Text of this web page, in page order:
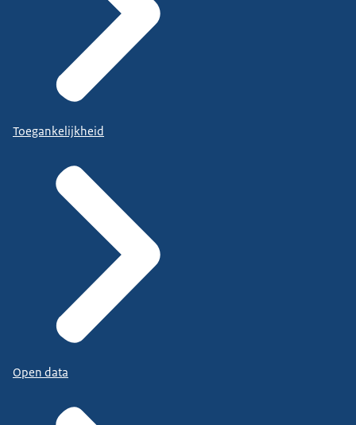
Toegankelijkheid
Open data